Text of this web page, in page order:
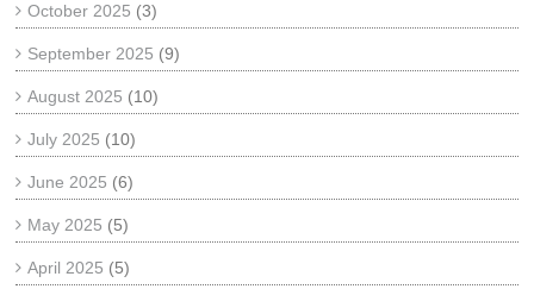
October 2025 (3)
September 2025 (9)
August 2025 (10)
July 2025 (10)
June 2025 (6)
May 2025 (5)
April 2025 (5)